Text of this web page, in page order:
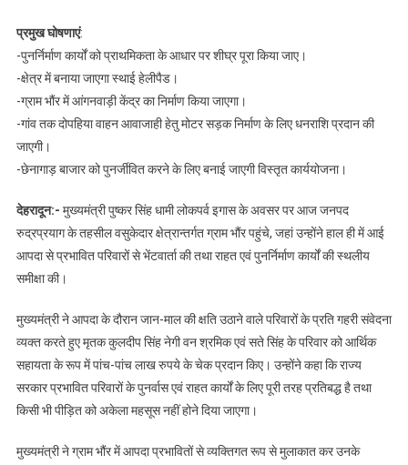
प्रमुख घोषणाएं:
-पुनर्निर्माण कार्यों को प्राथमिकता के आधार पर शीघ्र पूरा किया जाए।
-क्षेत्र में बनाया जाएगा स्थाई हेलीपैड।
-ग्राम भौंर में आंगनवाड़ी केंद्र का निर्माण किया जाएगा।
-गांव तक दोपहिया वाहन आवाजाही हेतु मोटर सड़क निर्माण के लिए धनराशि प्रदान की
जाएगी।
-छेनागाड़ बाजार को पुनर्जीवित करने के लिए बनाई जाएगी विस्तृत कार्ययोजना।
देहरादून:- मुख्यमंत्री पुष्कर सिंह धामी लोकपर्व इगास के अवसर पर आज जनपद
रुद्रप्रयाग के तहसील वसुकेदार क्षेत्रान्तर्गत ग्राम भौंर पहुंचे, जहां उन्होंने हाल ही में आई
आपदा से प्रभावित परिवारों से भेंटवार्ता की तथा राहत एवं पुनर्निर्माण कार्यों की स्थलीय
समीक्षा की।
मुख्यमंत्री ने आपदा के दौरान जान-माल की क्षति उठाने वाले परिवारों के प्रति गहरी संवेदना
व्यक्त करते हुए मृतक कुलदीप सिंह नेगी वन श्रमिक एवं सते सिंह के परिवार को आर्थिक
सहायता के रूप में पांच-पांच लाख रुपये के चेक प्रदान किए। उन्होंने कहा कि राज्य
सरकार प्रभावित परिवारों के पुनर्वास एवं राहत कार्यों के लिए पूरी तरह प्रतिबद्ध है तथा
किसी भी पीड़ित को अकेला महसूस नहीं होने दिया जाएगा।
मुख्यमंत्री ने ग्राम भौंर में आपदा प्रभावितों से व्यक्तिगत रूप से मुलाकात कर उनके